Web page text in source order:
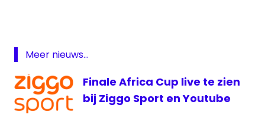
Meer nieuws...
Finale Africa Cup live te zien
bij Ziggo Sport en Youtube